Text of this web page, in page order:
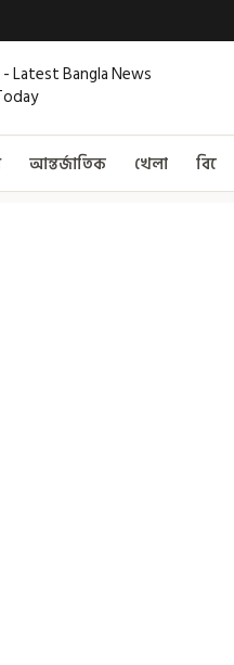
আন্তর্জাতিক খেলা